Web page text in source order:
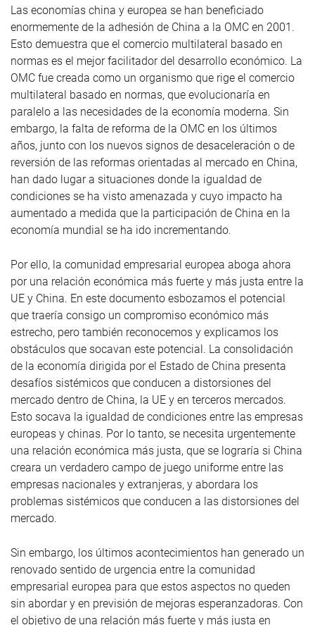
Las economías china y europea se han beneficiado
enormemente de la adhesión de China a la OMC en 2001.
Esto demuestra que el comercio multilateral basado en
normas es el mejor facilitador del desarrollo económico. La
OMC fue creada como un organismo que rige el comercio
multilateral basado en normas, que evolucionaría en
paralelo a las necesidades de la economía moderna. Sin
embargo, la falta de reforma de la OMC en los últimos
años, junto con los nuevos signos de desaceleración o de
reversión de las reformas orientadas al mercado en China,
han dado lugar a situaciones donde la igualdad de
condiciones se ha visto amenazada y cuyo impacto ha
aumentado a medida que la participación de China en la
economía mundial se ha ido incrementando.
Por ello, la comunidad empresarial europea aboga ahora
por una relación económica más fuerte y más justa entre la
UE y China. En este documento esbozamos el potencial
que traería consigo un compromiso económico más
estrecho, pero también reconocemos y explicamos los
obstáculos que socavan este potencial. La consolidación
de la economía dirigida por el Estado de China presenta
desafíos sistémicos que conducen a distorsiones del
mercado dentro de China, la UE y en terceros mercados.
Esto socava la igualdad de condiciones entre las empresas
europeas y chinas. Por lo tanto, se necesita urgentemente
una relación económica más justa, que se lograría si China
creara un verdadero campo de juego uniforme entre las
empresas nacionales y extranjeras, y abordara los
problemas sistémicos que conducen a las distorsiones del
mercado.
Sin embargo, los últimos acontecimientos han generado un
renovado sentido de urgencia entre la comunidad
empresarial europea para que estos aspectos no queden
sin abordar y en previsión de mejoras esperanzadoras. Con
el objetivo de una relación más fuerte y más justa en